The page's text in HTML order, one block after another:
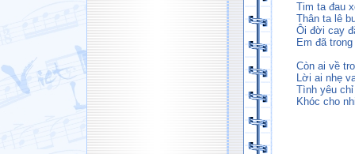
Tim ta đau
Thân ta lê
Ôi đời cay
Em đã
Còn ai về
Lời ai nhẹ
Tình yêu
Khóc cho